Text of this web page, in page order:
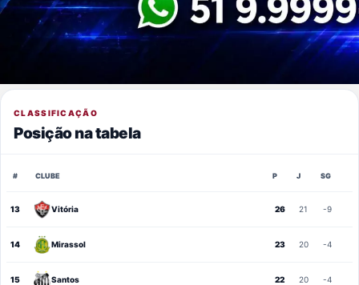
CLASSIFICAÇÃO
Posição na tabela
# CLUBE P J SG
13 Vitória 26 21 -9
14 Mirassol 23 20 -4
15 Santos 22 20 -4